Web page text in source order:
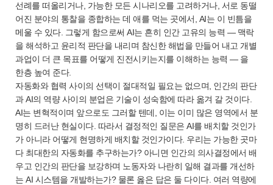
선례를 떠올리거나, 가능한 모든 시나리오를 고려하거나, 서로 동떨
어진 분야의 통찰을 종합하는 데 애를 먹는 곳에서, AI는 이 빈틈을
메울 수 있다. 그렇게 함으로써 AI는 흔히 인간 고유의 능력 — 맥락
을 해석하고 윤리적 판단을 내리며 참신한 해법을 만들어 내고 개별
과업이 더 큰 목표를 어떻게 진전시키는지를 이해하는 능력 — 을
한층 높여 준다.
자동화와 협력 사이의 선택이 절대적일 필요는 없으며, 인간의 판단
과 AI의 역량 사이의 분업은 기술이 성숙함에 따라 옮겨 갈 것이다.
AI는 변혁적이며 앞으로도 그러할 텐데, 이는 이미 많은 영역에서 분
명히 드러난 현실이다. 따라서 결정적인 질문은 AI를 배치할 것인가
가 아니라 어떻게 현명하게 배치할 것인가이다. 우리는 가능한 곳마
다 최대한의 자동화를 추구하는가? 아니면 인간의 의사결정에서 배
우고 인간의 판단을 보강하며 노동자와 나란히 일해 결과를 개선하
는 AI 시스템을 개발하는가? 물론 옳은 답은 둘 다이다. 여러 역량에